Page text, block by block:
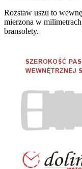
Rozstaw uszu to
mierzona w
bransolety.